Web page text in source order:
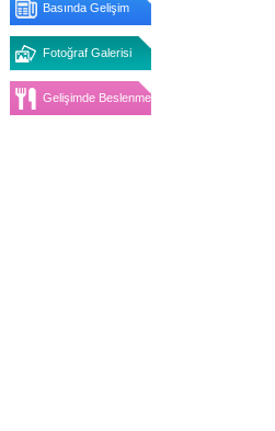
Basında Gelişim
Fotoğraf Galerisi
Gelişimde Beslenme